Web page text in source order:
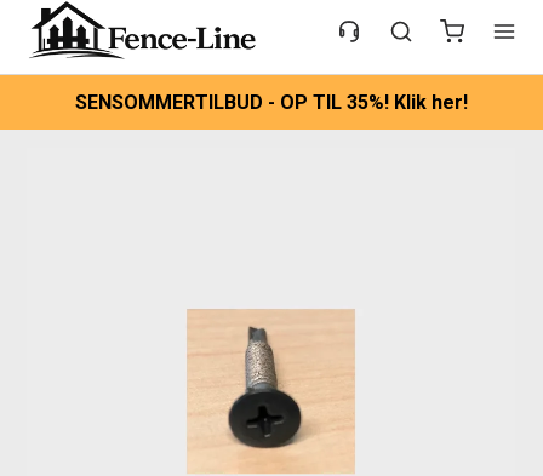
SENSOMMERTILBUD - OP TIL 35%! Klik her!